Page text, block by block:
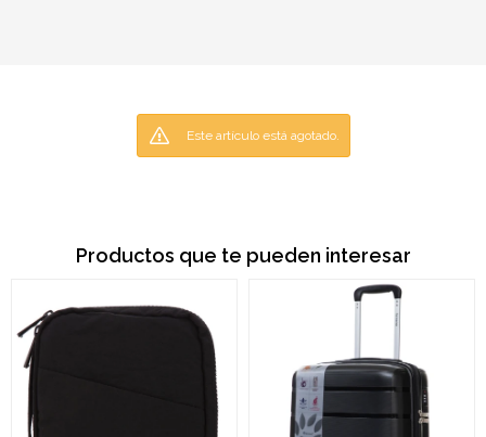
Este artículo está agotado.
Productos que te pueden interesar